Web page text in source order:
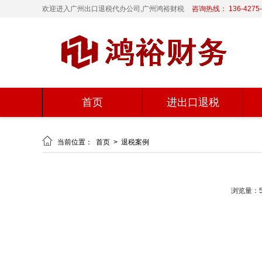
欢迎进入广州出口退税代办公司,广州鸿裕财税 咨询热线： 136-
首页 进出口退税
 当前位置： 首页 > 退税案例
浏览量：